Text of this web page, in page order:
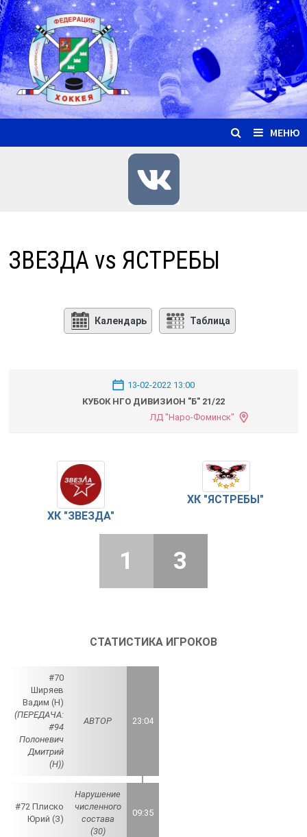
Перейти
к
содержимому
МЕНЮ
ЗВЕЗДА vs ЯСТРЕБЫ
Календарь Таблица
13-02-2022 13:00
КУБОК НГО ДИВИЗИОН "Б" 21/22
ЛД "Наро-Фоминск"
ХК "ЗВЕЗДА"
ХК "ЯСТРЕБЫ"
1 3
СТАТИСТИКА ИГРОКОВ
#70
Ширяев
Вадим (Н)
(ПЕРЕДАЧА:
#94
Полоневич
Дмитрий
(Н))
АВТОР 23:04
#72 Плиско
Юрий (З)
Нарушение
численного
состава
(30)
09:35